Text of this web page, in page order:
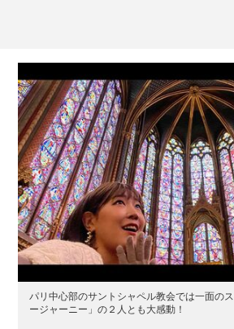
パリ中心部のサントシャペル教会では一面の
ージャーニー」の２人とも大感動！